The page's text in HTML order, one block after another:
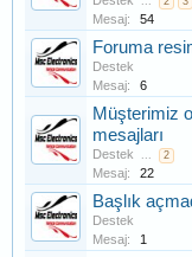
Mesaj: 54
Foruma
Destek
Mesaj:
6
Müşterimiz
mesajları
Destek ... 2
Mesaj: 22
Başlık
Destek
Mesaj:
1